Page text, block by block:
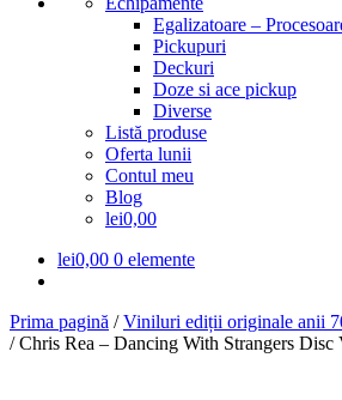
Egalizatoare –
Pickupuri
Deckuri
Doze si ace pickup
Diverse
Listă produse
Oferta lunii
Contul meu
Blog
lei0,00
lei0,00 0 elemente
Prima pagină /Viniluri ediții originale anii
/Chris Rea – Dancing With Strangers